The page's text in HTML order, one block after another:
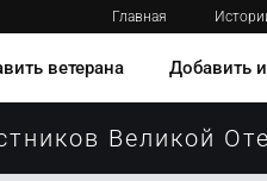
Главная
ветерана Добавить
Великой